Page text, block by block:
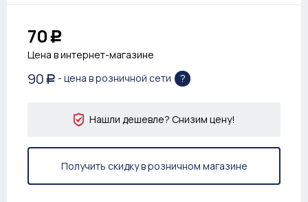
70 Р
Цена в интернет-магазине
90 Р - цена в розничной сети ?
Нашли дешевле? Снизим цену!
Получить скидку в розничном магазине